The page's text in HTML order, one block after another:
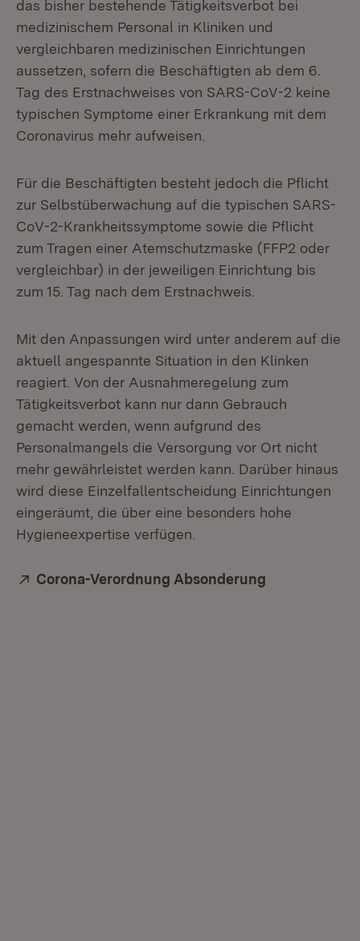
das bisher bestehende Tätigkeitsverbot bei
medizinischem Personal in Kliniken und
vergleichbaren medizinischen Einrichtungen
aussetzen, sofern die Beschäftigten ab dem 6.
Tag des Erstnachweises von SARS-CoV-2 keine
typischen Symptome einer Erkrankung mit dem
Coronavirus mehr aufweisen.
Für die Beschäftigten besteht jedoch die Pflicht
zur Selbstüberwachung auf die typischen SARS-
CoV-2-Krankheitssymptome sowie die Pflicht
zum Tragen einer Atemschutzmaske (FFP2 oder
vergleichbar) in der jeweiligen Einrichtung bis
zum 15. Tag nach dem Erstnachweis.
Mit den Anpassungen wird unter anderem auf die
aktuell angespannte Situation in den Klinken
reagiert. Von der Ausnahmeregelung zum
Tätigkeitsverbot kann nur dann Gebrauch
gemacht werden, wenn aufgrund des
Personalmangels die Versorgung vor Ort nicht
mehr gewährleistet werden kann. Darüber hinaus
wird diese Einzelfallentscheidung Einrichtungen
eingeräumt, die über eine besonders hohe
Hygieneexpertise verfügen.
Extern:
Corona-Verordnung Absonderung